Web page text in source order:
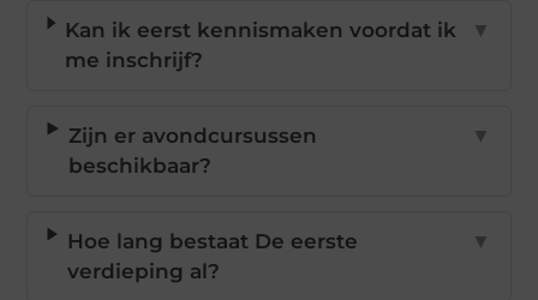
Kan ik eerst kennismaken voordat ik
me inschrijf?
▼
Zijn er avondcursussen
beschikbaar?
▼
Hoe lang bestaat De eerste
verdieping al?
▼